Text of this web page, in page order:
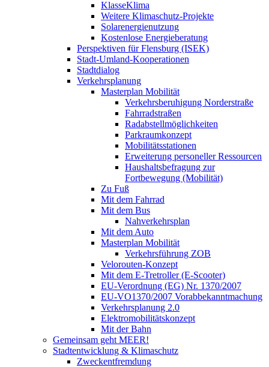
KlasseKlima
Weitere Klimaschutz-Projekte
Solarenergienutzung
Kostenlose Energieberatung
Perspektiven für Flensburg (ISEK)
Stadt-Umland-Kooperationen
Stadtdialog
Verkehrsplanung
Masterplan Mobilität
Verkehrsberuhigung Norderstraße
Fahrradstraßen
Radabstellmöglichkeiten
Parkraumkonzept
Mobilitätsstationen
Erweiterung personeller Ressourcen
Haushaltsbefragung zur
Fortbewegung (Mobilität)
Zu Fuß
Mit dem Fahrrad
Mit dem Bus
Nahverkehrsplan
Mit dem Auto
Masterplan Mobilität
Verkehrsführung ZOB
Velorouten-Konzept
Mit dem E-Tretroller (E-Scooter)
EU-Verordnung (EG) Nr. 1370/2007
EU-VO1370/2007 Vorabbekanntmachung
Verkehrsplanung 2.0
Elektromobilitätskonzept
Mit der Bahn
Gemeinsam geht MEER!
Stadtentwicklung & Klimaschutz
Zweckentfremdung